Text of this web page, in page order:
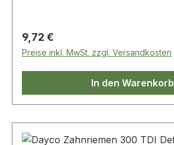
Regulärer Preis:
9,72 €
Preise inkl. MwSt. zzgl. Versandkosten
In den Warenkorb